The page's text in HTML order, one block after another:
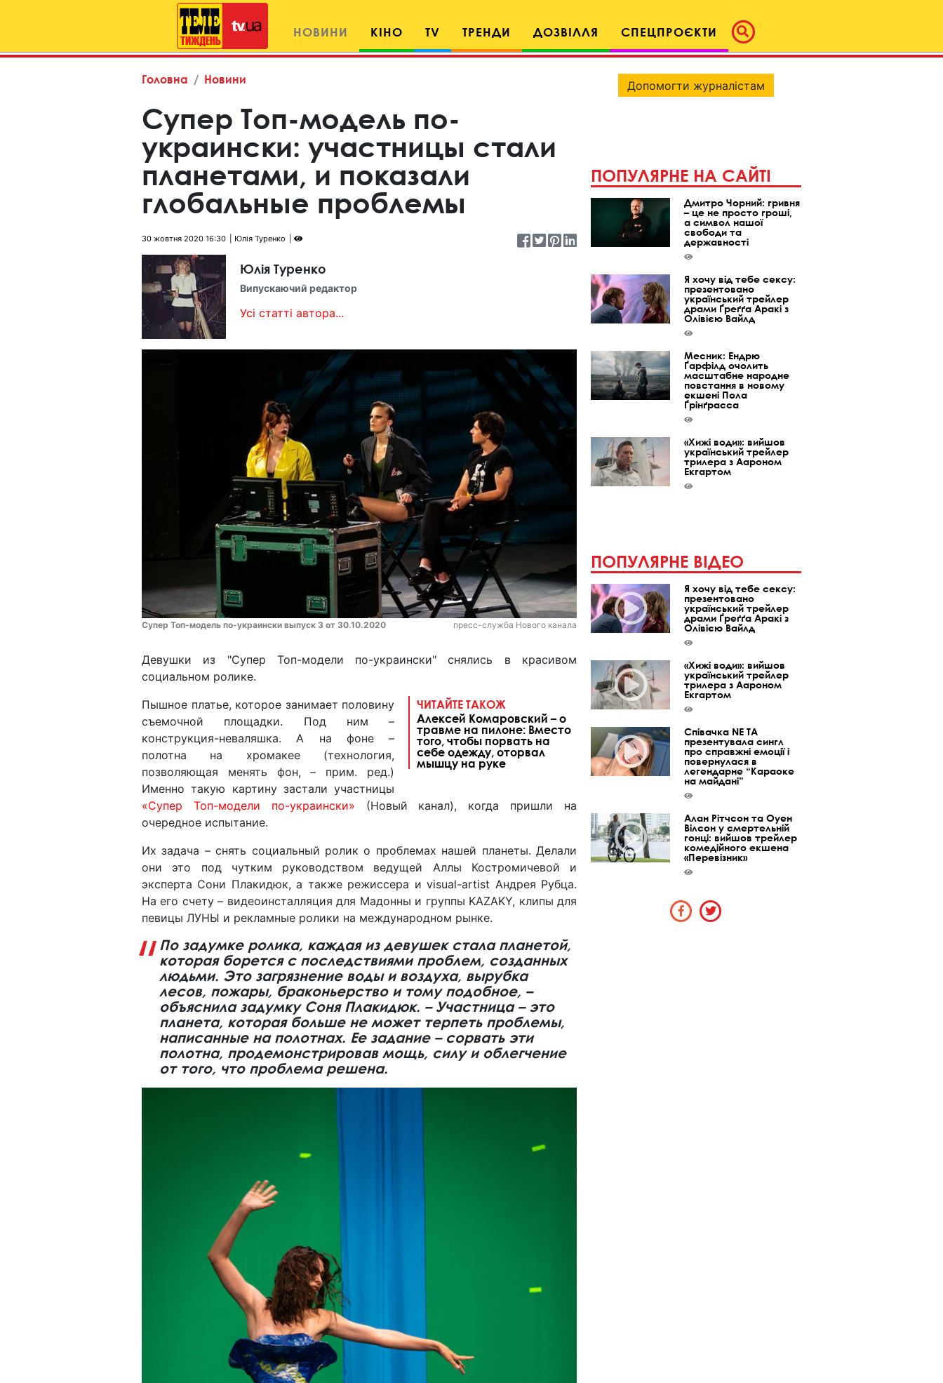
НОВИНИ КІНО TV ТРЕНДИ ДОЗВІЛЛЯ СПЕЦПРОЄКТИ
Головна Новини
Супер Топ-модель по-
украински: участницы стали
планетами, и показали
глобальные проблемы
30 жовтня 2020 16:30 Юлія Туренко
Юлія Туренко
Випускаючий редактор
Усі статті автора...
Супер Топ-модель по-украински выпуск 3 от 30.10.2020 пресс-служба Нового канала
Девушки из "Супер Топ-модели по-украински" снялись в красивом
социальном ролике.
ЧИТАЙТЕ ТАКОЖ
Алексей Комаровский – о
травме на пилоне: Вместо
того, чтобы порвать на
себе одежду, оторвал
мышцу на руке
Пышное платье, которое занимает половину
съемочной площадки. Под ним –
конструкция-неваляшка. А на фоне –
полотна на хромакее (технология,
позволяющая менять фон, – прим. ред.)
Именно такую картину застали участницы
«Супер Топ-модели по-украински» (Новый канал), когда пришли на
очередное испытание.
Их задача – снять социальный ролик о проблемах нашей планеты. Делали
они это под чутким руководством ведущей Аллы Костромичевой и
эксперта Сони Плакидюк, а также режиссера и visual-artist Андрея Рубца.
На его счету – видеоинсталляция для Мадонны и группы KAZAKY, клипы для
певицы ЛУНЫ и рекламные ролики на международном рынке.
По задумке ролика, каждая из девушек стала планетой,
которая борется с последствиями проблем, созданных
людьми. Это загрязнение воды и воздуха, вырубка
лесов, пожары, браконьерство и тому подобное, –
объяснила задумку Соня Плакидюк. – Участница – это
планета, которая больше не может терпеть проблемы,
написанные на полотнах. Ее задание – сорвать эти
полотна, продемонстрировав мощь, силу и облегчение
от того, что проблема решена.
Допомогти журналістам
ПОПУЛЯРНЕ НА САЙТІ
Дмитро Чорний: гривня
– це не просто гроші,
а символ нашої
свободи та
державності
Я хочу від тебе сексу:
презентовано
український трейлер
драми Ґреґґа Аракі з
Олівією Вайлд
Месник: Ендрю
Ґарфілд очолить
масштабне народне
повстання в новому
екшені Пола
Ґрінґрасса
«Хижі води»: вийшов
український трейлер
трилера з Аароном
Екгартом
ПОПУЛЯРНЕ ВІДЕО
Я хочу від тебе сексу:
презентовано
український трейлер
драми Ґреґґа Аракі з
Олівією Вайлд
«Хижі води»: вийшов
український трейлер
трилера з Аароном
Екгартом
Співачка NE TA
презентувала сингл
про справжні емоції і
повернулася в
легендарне “Караоке
на майдані”
Алан Рітчсон та Оуен
Вілсон у смертельній
гонці: вийшов трейлер
комедійного екшена
«Перевізник»